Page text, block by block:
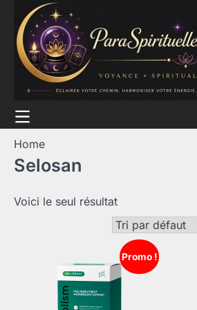
content
Home
Selosan
Voici le seul résultat
Promo !